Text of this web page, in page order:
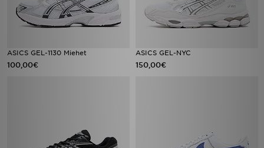
ASICS GEL-1130 Miehet
100,00€
ASICS GEL-NYC
150,00€